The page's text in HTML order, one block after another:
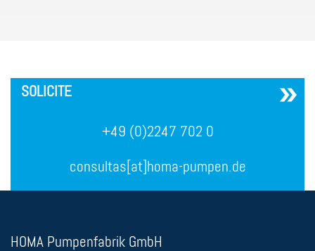
SOLICITE
+49 (0)2247 702 0
consultas[at]homa-pumpen.de
HOMA Pumpenfabrik GmbH